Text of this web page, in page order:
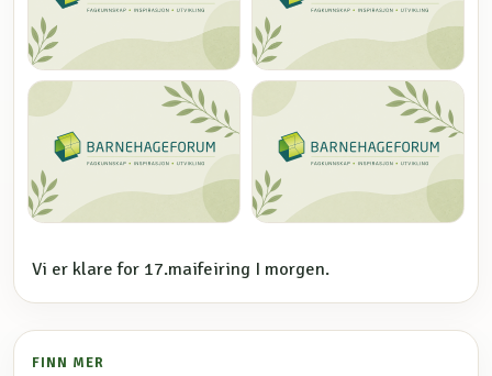
Vi er klare for 17.maifeiring I morgen.
FINN MER